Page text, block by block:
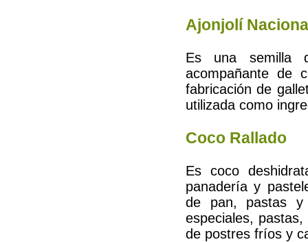
Ajonjolí
Es una semilla
acompañante de
fabricación de
utilizada como
Coco Rallado
Es coco
panadería y
de pan, pastas
especiales,
de postres fríos y